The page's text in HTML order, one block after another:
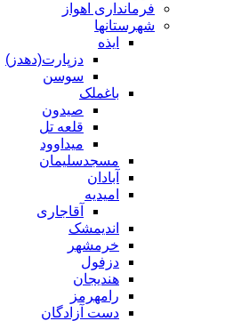
فرمانداری اهواز
شهرستانها
ایذه
دزپارت(دهدز)
سوسن
باغملک
صیدون
قلعه تل
میداوود
مسجدسلیمان
آبادان
امیدیه
آقاجاری
اندیمشک
خرمشهر
دزفول
هندیجان
رامهرمز
دست آزادگان